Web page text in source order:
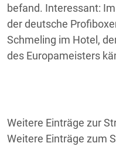
befand. Interessant:
der deutsche
Schmeling im Hotel,
des Europameisters
Weitere Einträge zur
Weitere Einträge zum